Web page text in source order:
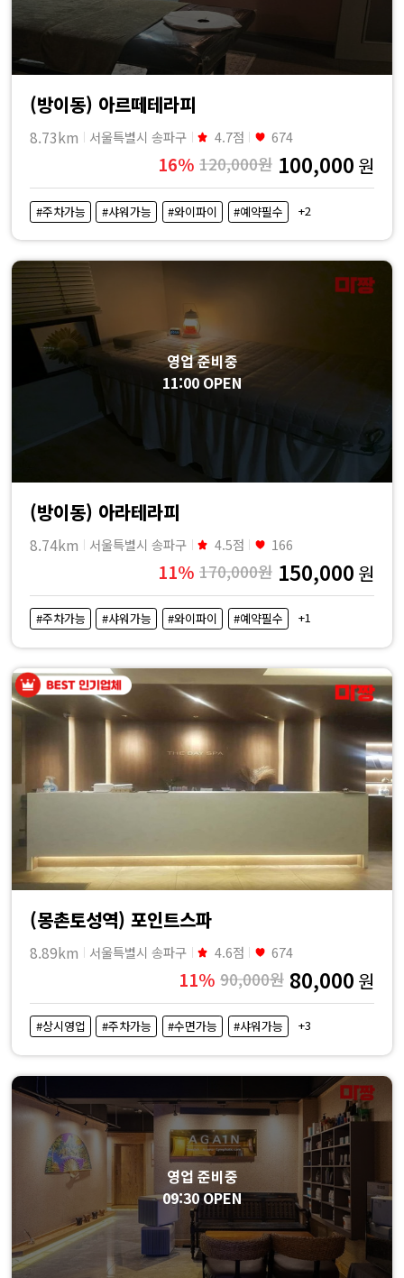
(방이동) 아르떼테라피
8.73km 서울특별시 송파구 4.7점 674
16% 120,000원 100,000 원
#주차가능 #샤워가능 #와이파이 #예약필수 +2
영업 준비중
11:00 OPEN
(방이동) 아라테라피
8.74km 서울특별시 송파구 4.5점 166
11% 170,000원 150,000 원
#주차가능 #샤워가능 #와이파이 #예약필수 +1
(몽촌토성역) 포인트스파
8.89km 서울특별시 송파구 4.6점 674
11% 90,000원 80,000 원
#상시영업 #주차가능 #수면가능 #샤워가능 +3
영업 준비중
09:30 OPEN